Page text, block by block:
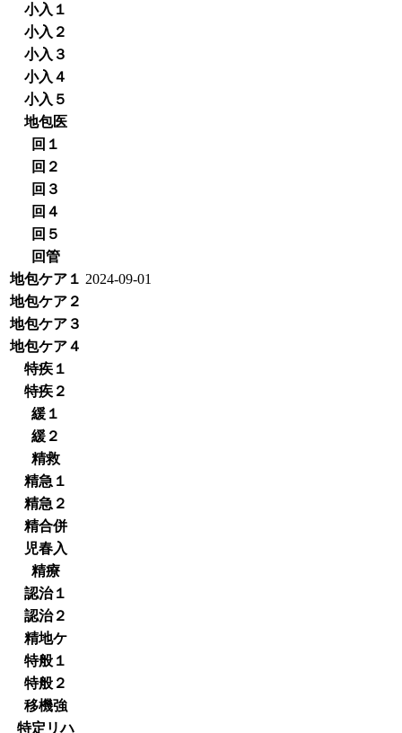
小入１
小入２
小入３
小入４
小入５
地包医
回１
回２
回３
回４
回５
回管
地包ケア１ 2024-09-01
地包ケア２
地包ケア３
地包ケア４
特疾１
特疾２
緩１
緩２
精救
精急１
精急２
精合併
児春入
精療
認治１
認治２
精地ケ
特般１
特般２
移機強
特定リハ